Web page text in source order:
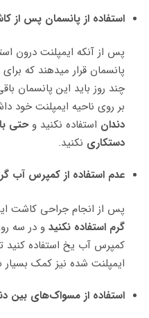
استفاده از پانسمان پس از
پس از آنکه ایمپلنت درون
چند روز باید این پانسمان
بر روی ناحیه ایمپلنت خود
دندان استفاده نکنید وحتی
دستکاری نکنید.
عدم استفاده از کمپرس آب
پس از انجام جراحی کاشت
گرم استفاده نکنید و در سه
کمپرس آب یخ استفاده کنید
ایمپلنت شده نیز کمک بسیار
استفاده از مسواک‌های بین